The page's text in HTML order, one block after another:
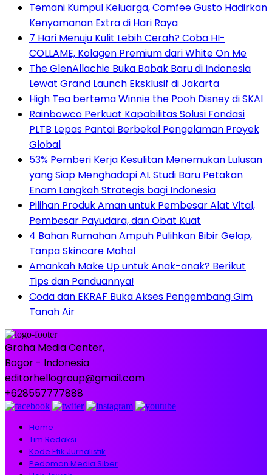
Temani Kumpul Keluarga, Comfee Gusto Hadirkan
Kenyamanan Extra di Hari Raya
7 Hari Menuju Kulit Lebih Cerah? Coba HI-
COLLAME, Kolagen Premium dari White On Me
The GlenAllachie Buka Babak Baru di Indonesia
Lewat Grand Launch Eksklusif di Jakarta
High Tea bertema Winnie the Pooh Disney di SKAI
Rainbowco Perkuat Kapabilitas Solusi Fondasi
PLTB Lepas Pantai Berbekal Pengalaman Proyek
Global
53% Pemberi Kerja Kesulitan Menemukan Lulusan
yang Siap Menghadapi AI. Studi Baru Petakan
Enam Langkah Strategis bagi Indonesia
Pilihan Produk Aman untuk Pembesar Alat Vital,
Pembesar Payudara, dan Obat Kuat
4 Bahan Rumahan Ampuh Pulihkan Bibir Gelap,
Tanpa Skincare Mahal
Amankah Make Up untuk Anak-anak? Berikut
Tips dan Panduannya!
Coda dan EKRAF Buka Akses Pengembang Gim
Tanah Air
Graha Media Center,
Bogor - Indonesia
editorhellogroup@gmail.com
+628557777888
Home
Tim Redaksi
Kode Etik Jurnalistik
Pedoman Media Siber